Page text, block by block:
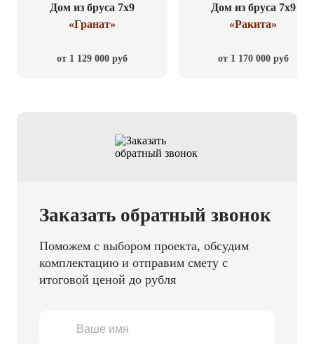
Дом из бруса 7x9
«Гранат»
от 1 129 000 руб
Дом из бруса 7x9
«Ракита»
от 1 170 000 руб
Заказать обратный звонок
Поможем с выбором проекта, обсудим
комплектацию и отправим смету с
итоговой ценой до рубля